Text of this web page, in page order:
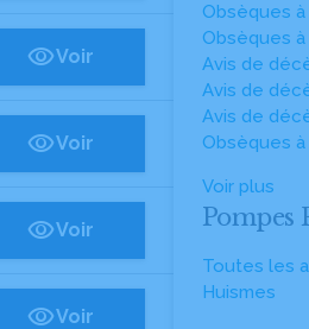
Voir
Voir
Voir
Voir
Obsèques
Obsèques
Avis de
Avis de
Avis de
Obsèques
Voir plus
Pompes
Toutes les
Huismes